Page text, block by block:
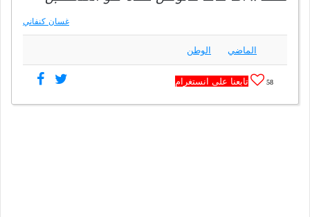
غسان كنفاني
الماضي الوطن
58 تابعنا على انستغرام